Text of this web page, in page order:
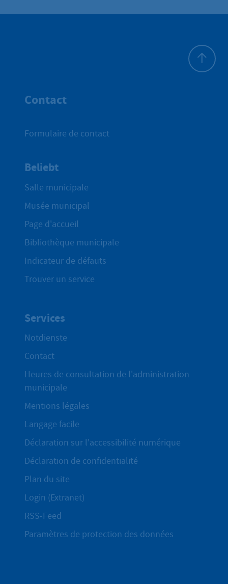
Contact
Formulaire de contact
Beliebt
Salle municipale
Musée municipal
Page d'accueil
Bibliothèque municipale
Indicateur de défauts
Trouver un service
Services
Notdienste
Contact
Heures de consultation de l'administration
municipale
Mentions légales
Langage facile
Déclaration sur l'accessibilité numérique
Déclaration de confidentialité
Plan du site
Login (Extranet)
RSS-Feed
Paramètres de protection des données